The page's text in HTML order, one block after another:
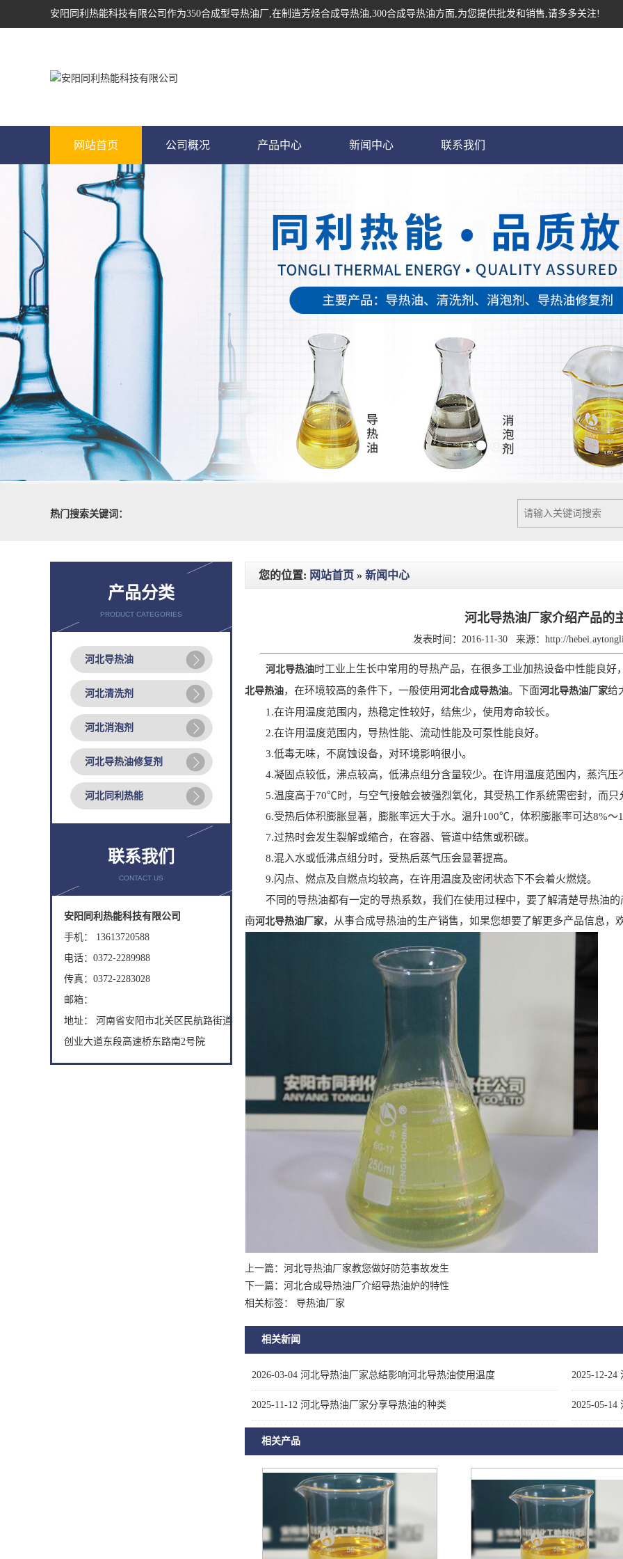
安阳同利热能科技有限公司作为350合成型导热油厂,在制造芳烃合成导热油,300合成导热油方面,为您提供批发和销售,请多多关注!
网站首页 公司概况 产品中心 新闻中心 联系我们
热门搜索关键词：
产品分类
PRODUCT CATEGORIES
河北导热油
河北清洗剂
河北消泡剂
河北导热油修复剂
河北同利热能
联系我们
CONTACT US
安阳同利热能科技有限公司
手机： 13613720588
电话：0372-2289988
传真：0372-2283028
邮箱：
地址： 河南省安阳市北关区民航路街道
创业大道东段高速桥东路南2号院
您的位置: 网站首页 » 新闻中心
河北导热油厂家介绍产品的
发表时间：2016-11-30 来源： http://
河北导热油时工业上生长中常用的导热产品，在很多工业加热设备中性能良好
北导热油，在环境较高的条件下，一般使用河北合成导热油。下面河北导热油厂家给
1.在许用温度范围内，热稳定性较好，结焦少，使用寿命较长。
2.在许用温度范围内，导热性能、流动性能及可泵性能良好。
3.低毒无味，不腐蚀设备，对环境影响很小。
4.凝固点较低，沸点较高，低沸点组分含量较少。在许用温度范围内，蒸汽压
5.温度高于70℃时，与空气接触会被强烈氧化，其受热工作系统需密封，而只
6.受热后体积膨胀显著，膨胀率远大于水。温升100℃，体积膨胀率可达8%～
7.过热时会发生裂解或缩合，在容器、管道中结焦或积碳。
8.混入水或低沸点组分时，受热后蒸气压会显著提高。
9.闪点、燃点及自燃点均较高，在许用温度及密闭状态下不会着火燃烧。
不同的导热油都有一定的导热系数，我们在使用过程中，要了解清楚导热油的
南河北导热油厂家，从事合成导热油的生产销售，如果您想要了解更多产品信息，
上一篇： 河北导热油厂家教您做好防范事故发生
下一篇： 河北合成导热油厂介绍导热油炉的特性
相关标签： 导热油厂家
相关新闻
2026-03-04 河北导热油厂家总结影响河北导热油使用温度 2025-12-24
2025-11-12 河北导热油厂家分享导热油的种类 2025-05-14
相关产品